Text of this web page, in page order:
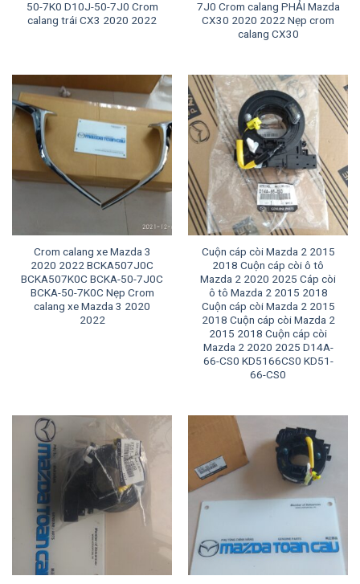
50-7K0 D10J-50-7J0 Crom
calang trái CX3 2020 2022
7J0 Crom calang PHẢI Mazda
CX30 2020 2022 Nẹp crom
calang CX30
Crom calang xe Mazda 3
2020 2022 BCKA507J0C
BCKA507K0C BCKA-50-7J0C
BCKA-50-7K0C Nẹp Crom
calang xe Mazda 3 2020
2022
Cuộn cáp còi Mazda 2 2015
2018 Cuộn cáp còi ô tô
Mazda 2 2020 2025 Cáp còi
ô tô Mazda 2 2015 2018
Cuộn cáp còi Mazda 2 2015
2018 Cuộn cáp còi Mazda 2
2015 2018 Cuộn cáp còi
Mazda 2 2020 2025 D14A-
66-CS0 KD5166CS0 KD51-
66-CS0